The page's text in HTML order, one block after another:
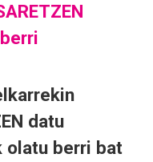
datu
olatu berri bat